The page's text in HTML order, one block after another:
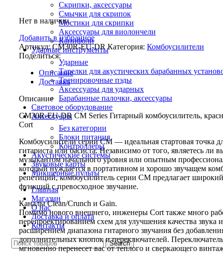
Скрипки, аксессуары
Смычки для скрипок
Мостики для скрипки
Аксессуары для виолончели
Канифоли
Ударные инструменты
Ударные
Тарелки для акустических барабанных
Тренировочные пэды
Аксессуары для ударных
Барабанные палочки, аксессуары
Световое оборудование
Аксессуары
Без категории
Блоки питания
Контроллеры
Акустические системы
Звуковые карты
Микшерные пульты
Главная
Магазин
О нас
Доставка и оплата
Контакты
Search
Нет в наличии
Добавить в избранное
Артикул:CM30R-EU-DRКатегория: Комбоусилители
Поделиться:
Описание
Доставка
Описание
CM30R-EU-DR CM Series Гитарный комбоусилитель,
Cort
Комбоусилители серии CM — идеальная стартовая точка
гитариста или басиста. Независимо от того, являетесь ли
музыкантом начального уровня или опытным
который нуждается в портативном и хорошо звучащем
репетиций, комбоусилитель серии CM предлагает
функций с превосходное звучание.
Каналы Clean/Crunch и Gain.
Помимо нового внешнего, инженеры Cort также много
перепроектированием схем для улучшения качества звука и
расширением диапазона гитарного звучания без
дополнительных кнопок и переключателей.
мгновенно перенесет вас от теплого и сверкающего